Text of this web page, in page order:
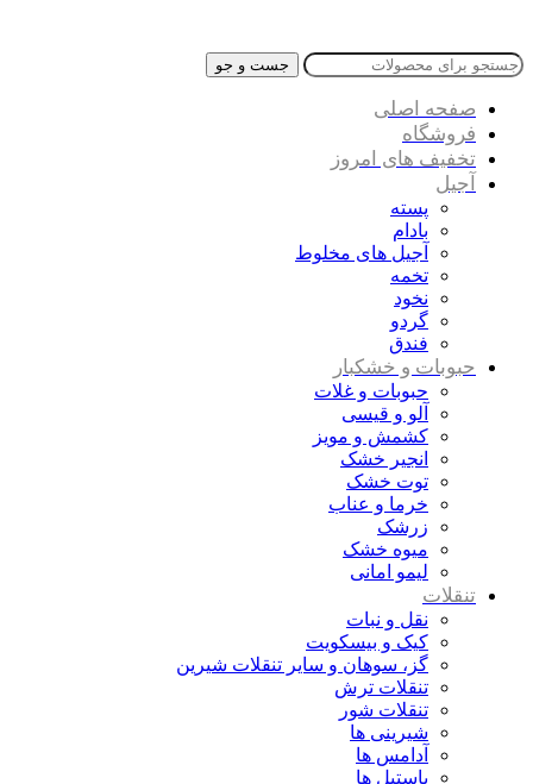
جست و جو
صفحه اصلی
فروشگاه
تخفیف های امروز
آجیل
پسته
بادام
آجیل های مخلوط
تخمه
نخود
گردو
فندق
حبوبات و خشکبار
حبوبات و غلات
آلو و قیسی
کشمش و مویز
انجیر خشک
توت خشک
خرما و عناب
زرشک
میوه خشک
لیمو امانی
تنقلات
نقل و نبات
کیک و بیسکویت
گز، سوهان و سایر تنقلات شیرین
تنقلات ترش
تنقلات شور
شیرینی ها
آدامس ها
پاستیل ها